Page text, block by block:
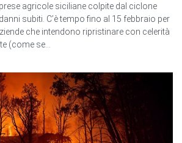
agricole siciliane colpite dal ciclone
subiti. C’è tempo fino al 15 febbraio per
che intendono ripristinare con celerità
(come se...